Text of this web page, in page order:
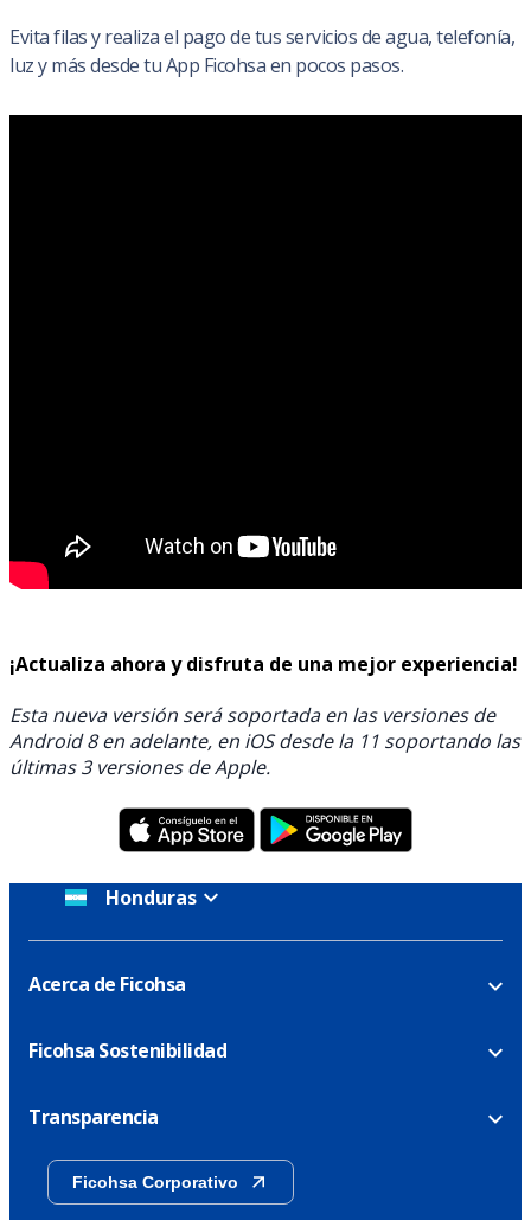
Evita filas y realiza el pago de tus servicios de agua, telefonía,
luz y más desde tu App Ficohsa en pocos pasos.
¡Actualiza ahora y disfruta de una mejor experiencia!
Esta nueva versión será soportada en las versiones de
Android 8 en adelante, en iOS desde la 11 soportando las
últimas 3 versiones de Apple.
Honduras
Acerca de Ficohsa
Ficohsa Sostenibilidad
Transparencia
Ficohsa Corporativo